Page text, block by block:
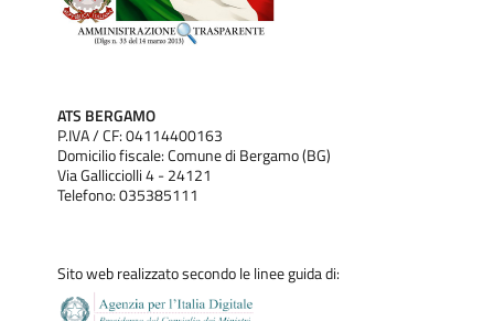
ATS BERGAMO
P.IVA / CF: 04114400163
Domicilio fiscale: Comune di Bergamo (BG)
Via Gallicciolli 4 - 24121
Telefono: 035385111
Sito web realizzato secondo le linee guida di: